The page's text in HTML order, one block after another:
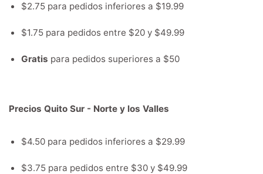
$2.75 para pedidos inferiores a $19.99
$1.75 para pedidos entre $20 y $49.99
Gratis para pedidos superiores a $50
Precios Quito Sur - Norte y los Valles
$4.50 para pedidos inferiores a $29.99
$3.75 para pedidos entre $30 y $49.99